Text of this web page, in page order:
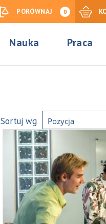
PORÓWNAJ 0
Nauka Praca
Sortuj wg